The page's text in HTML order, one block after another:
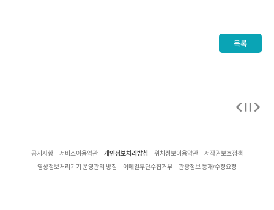
목록
공지사항 서비스이용약관 개인정보처리방침 위치정보이용약관 저작권보호정책
영상정보처리기기 운영관리 방침 이메일무단수집거부 관광정보 등재/수정요청